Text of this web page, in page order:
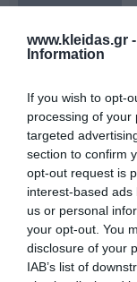
www.kleidas.gr -
Information
If you wish to opt-
processing of your
targeted
section to confirm
opt-out request is
interest-based
us or personal
your opt-out. You
disclosure of your
IAB’s list of
Speechmark
βοηθημάτων
αποτελούν το
που
Ψυχική
Φροντίδα
αξιολογείται
–
καλύτερων